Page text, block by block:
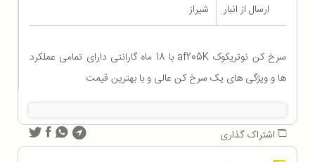
ارسال از انبار
شیراز
سرخ کن نوتریکوک af205K با 18 ماه گارانتی دارای تمامی عملکرد
ها و ویژگی های یک سرخ کن عالی و با بهترین قیمت
اشتراک گذاری